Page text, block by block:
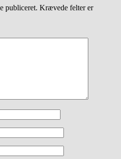
publiceret. Krævede felter er